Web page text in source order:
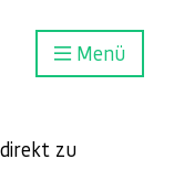
Menü
zu